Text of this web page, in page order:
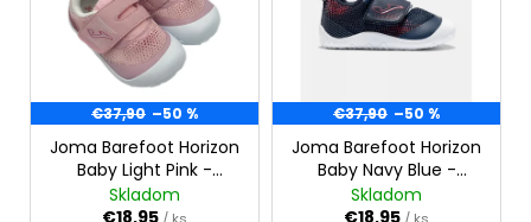
€37,90 –50 %
Joma Barefoot Horizon
Baby Light Pink -
Tenisky
Skladom
€37,90 –50 %
Joma Barefoot Horizon
Baby Navy Blue -
Tenisky
Skladom
o
r